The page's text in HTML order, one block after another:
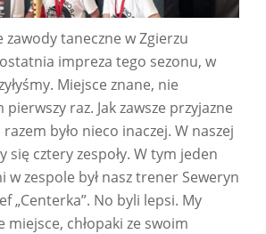
zawody taneczne w Zgierzu
impreza tego sezonu, w
Miejsce znane, nie
pierwszy raz. Jak zawsze przyjazne
było nieco inaczej. W naszej
się cztery zespoły. W tym jeden
w zespole był nasz trener Seweryn
„Centerka”. No byli lepsi. My
miejsce, chłopaki ze swoim